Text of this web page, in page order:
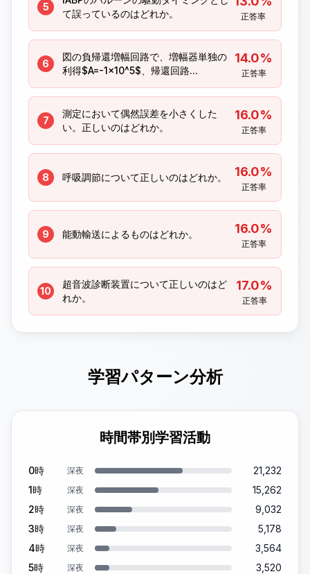
5
て誤っているのはどれか。
正答率
6
図の負帰還増幅回路で、増幅器単独の
利得$A=-1×10^5$、帰還回路...
14.0%
正答率
7
測定において偶然誤差を小さくした
い。正しいのはどれか。
16.0%
正答率
8 呼吸調節について正しいのはどれか。 16.0%
正答率
9 能動輸送によるものはどれか。 16.0%
正答率
10
超音波診断装置について正しいのはど
れか。
17.0%
正答率
学習パターン分析
時間帯別学習活動
0時 深夜
21,232
1時
深夜
15,262
2時
深夜
9,032
3時
深夜
5,178
4時
深夜
3,564
5時
深夜
3,520